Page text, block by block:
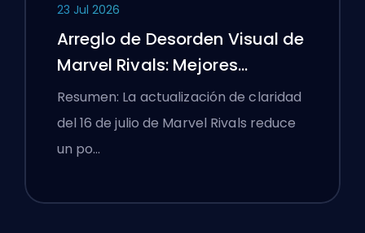
23 Jul 2026
Arreglo de Desorden Visual de
Marvel Rivals: Mejores
Configuraciones
Competitivas Después del
Parche del 16 de Julio
Resumen: La actualización de claridad
del 16 de julio de Marvel Rivals reduce
un po…